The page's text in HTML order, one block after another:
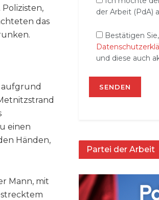
das
aufgrund
einen
Händen,
Mann, mit
der Arbeit (PdA)
Bestätigen
und diese auch
Partei der Arbeit